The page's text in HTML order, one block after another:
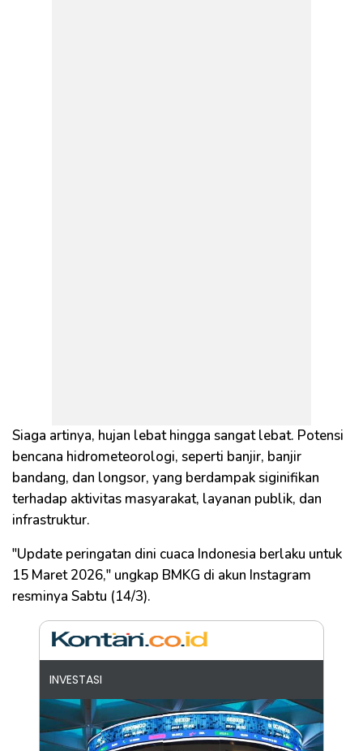
Siaga artinya, hujan lebat hingga sangat lebat. Potensi
bencana hidrometeorologi, seperti banjir, banjir
bandang, dan longsor, yang berdampak siginifikan
terhadap aktivitas masyarakat, layanan publik, dan
infrastruktur.
"Update peringatan dini cuaca Indonesia berlaku untuk
15 Maret 2026," ungkap BMKG di akun Instagram
resminya Sabtu (14/3).
INVESTASI